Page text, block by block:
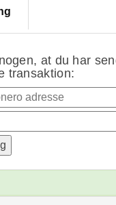
at du har
transaktion: